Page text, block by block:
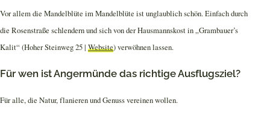
Vor allem die Mandelblüte im Mandelblüte ist unglaublich schön. Einfach durch
die Rosenstraße schlendern und sich von der Hausmannskost in „Grambauer’s
Kalit“ (Hoher Steinweg 25 | Website) verwöhnen lassen.
Für wen ist Angermünde das richtige Ausflugsziel?
Für alle, die Natur, flanieren und Genuss vereinen wollen.